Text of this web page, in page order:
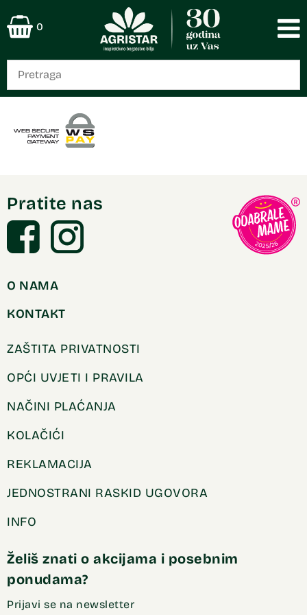
0
Pratite nas
O NAMA
KONTAKT
ZAŠTITA PRIVATNOSTI
OPĆI UVJETI I PRAVILA
NAČINI PLAĆANJA
KOLAČIĆI
REKLAMACIJA
JEDNOSTRANI RASKID UGOVORA
INFO
Želiš znati o akcijama i posebnim
ponudama?
Prijavi se na newsletter